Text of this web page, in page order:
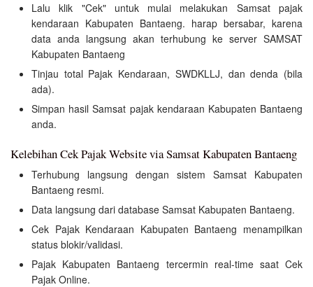
Lalu klik "Cek" untuk mulai melakukan Samsat pajak
kendaraan Kabupaten Bantaeng. harap bersabar, karena
data anda langsung akan terhubung ke server SAMSAT
Kabupaten Bantaeng
Tinjau total Pajak Kendaraan, SWDKLLJ, dan denda (bila
ada).
Simpan hasil Samsat pajak kendaraan Kabupaten Bantaeng
anda.
Kelebihan Cek Pajak Website via Samsat Kabupaten Bantaeng
Terhubung langsung dengan sistem Samsat Kabupaten
Bantaeng resmi.
Data langsung dari database Samsat Kabupaten Bantaeng.
Cek Pajak Kendaraan Kabupaten Bantaeng menampilkan
status blokir/validasi.
Pajak Kabupaten Bantaeng tercermin real-time saat Cek
Pajak Online.